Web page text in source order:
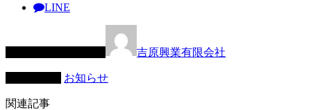
LINE
吉原興業有限会社
お知らせ
関連記事